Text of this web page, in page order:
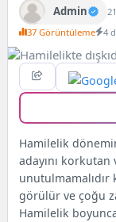
Admin
37 Görüntüleme
4
Hamilelik
adayını
unutulmamalıdır
görülür ve çoğu
Hamilelik